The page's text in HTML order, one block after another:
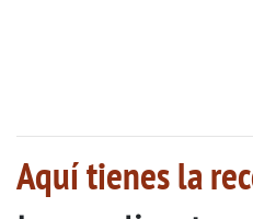
Aquí tienes la